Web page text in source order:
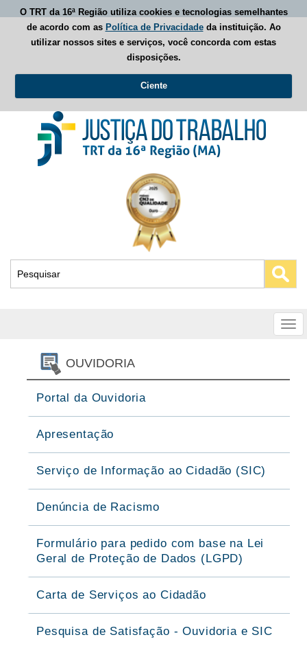
O TRT da 16ª Região utiliza cookies e tecnologias semelhantes
de acordo com as Política de Privacidadeda instituição. Ao
utilizar nossos sites e serviços, você concorda com estas
disposições.
Ciente
OUVIDORIA
Portal da Ouvidoria
Apresentação
Serviço de Informação ao Cidadão (SIC)
Denúncia de Racismo
Formulário para pedido com base na Lei
Geral de Proteção de Dados (LGPD)
Carta de Serviços ao Cidadão
Pesquisa de Satisfação - Ouvidoria e SIC